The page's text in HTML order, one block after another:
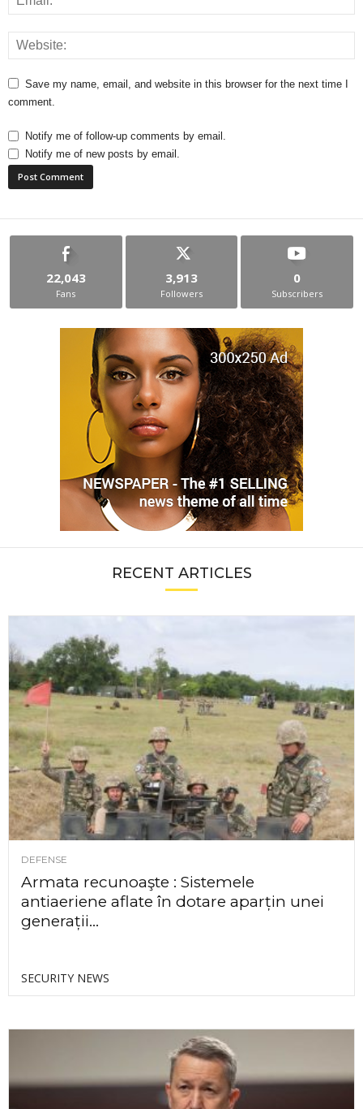
Save my name, email, and website in this browser for the next time I
comment.
Notify me of follow-up comments by email.
Notify me of new posts by email.
22,043
Fans
3,913
Followers
0
Subscribers
RECENT ARTICLES
DEFENSE
Armata recunoaşte : Sistemele
antiaeriene aflate în dotare aparțin unei
generații...
SECURITY NEWS